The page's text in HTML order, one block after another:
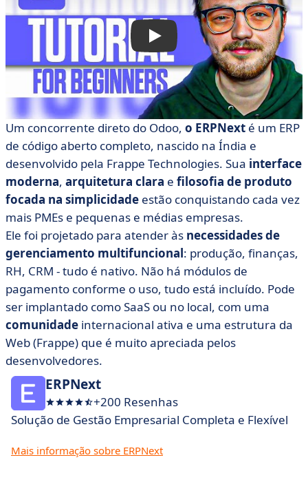
Um concorrente direto do Odoo, o ERPNext é um ERP
de código aberto completo, nascido na Índia e
desenvolvido pela Frappe Technologies. Sua interface
moderna, arquitetura clara e filosofia de produto
focada na simplicidade estão conquistando cada vez
mais PMEs e pequenas e médias empresas.
Ele foi projetado para atender às necessidades de
gerenciamento multifuncional: produção, finanças,
RH, CRM - tudo é nativo. Não há módulos de
pagamento conforme o uso, tudo está incluído. Pode
ser implantado como SaaS ou no local, com uma
comunidade internacional ativa e uma estrutura da
Web (Frappe) que é muito apreciada pelos
desenvolvedores.
ERPNext
+200 Resenhas
Solução de Gestão Empresarial Completa e Flexível
Mais informação sobre ERPNext